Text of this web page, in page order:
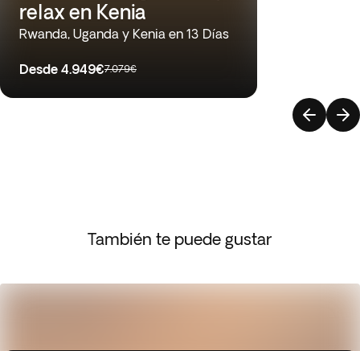
relax en Kenia
Rwanda, Uganda y Kenia en 13 Días
Desde 4.949€7.079€
También te puede gustar